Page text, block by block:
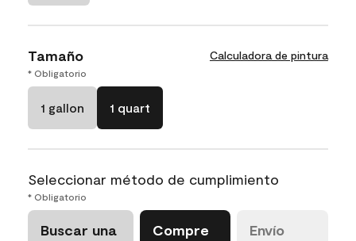
Tamaño Calculadora de pintura
* Obligatorio
1 gallon 1 quart
Seleccionar método de cumplimiento
* Obligatorio
Buscar una
Compre
Envío